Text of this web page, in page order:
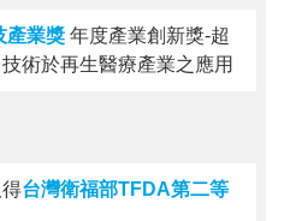
產業獎年度產業創新獎-超
術於再生醫療產業之應用
台灣衛福部TFDA第二等